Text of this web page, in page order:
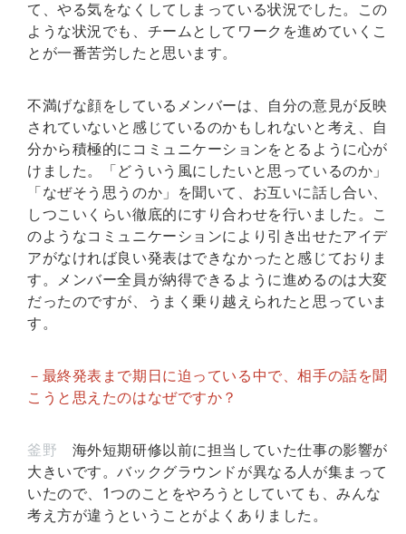
て、やる気をなくしてしまっている状況でした。この
ような状況でも、チームとしてワークを進めていくこ
とが一番苦労したと思います。
不満げな顔をしているメンバーは、自分の意見が反映
されていないと感じているのかもしれないと考え、自
分から積極的にコミュニケーションをとるように心が
けました。「どういう風にしたいと思っているのか」
「なぜそう思うのか」を聞いて、お互いに話し合い、
しつこいくらい徹底的にすり合わせを行いました。こ
のようなコミュニケーションにより引き出せたアイデ
アがなければ良い発表はできなかったと感じておりま
す。メンバー全員が納得できるように進めるのは大変
だったのですが、うまく乗り越えられたと思っていま
す。
－最終発表まで期日に迫っている中で、相手の話を聞
こうと思えたのはなぜですか？
釜野 海外短期研修以前に担当していた仕事の影響が
大きいです。バックグラウンドが異なる人が集まって
いたので、1つのことをやろうとしていても、みんな
考え方が違うということがよくありました。